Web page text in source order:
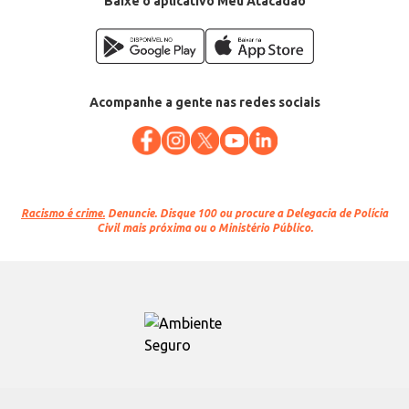
Acompanhe a gente nas redes sociais
Racismo é crime. Denuncie. Disque 100 ou procure a Delegacia de Polícia
Civil mais próxima ou o Ministério Público.